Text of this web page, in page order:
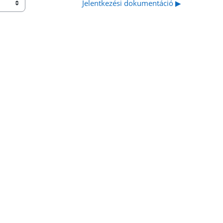
Jelentkezési dokumentáció ▶︎